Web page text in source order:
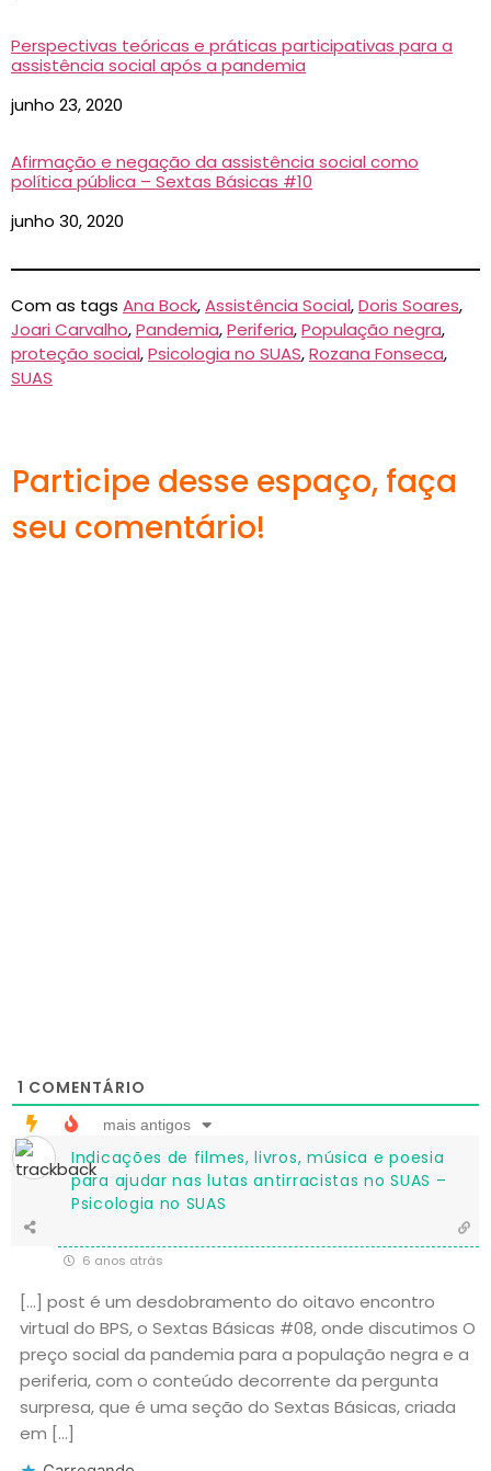
Perspectivas teóricas e práticas participativas para a
assistência social após a pandemia
Data
junho 23, 2020
Afirmação e negação da assistência social como
política pública – Sextas Básicas #10
Data
junho 30, 2020
Com as tags Ana Bock,Assistência Social,Doris Soares,
Joari Carvalho,Pandemia,Periferia,População negra,
proteção social,Psicologia no SUAS,Rozana Fonseca,
SUAS
Participe desse espaço, faça
seu comentário!
1 COMENTÁRIO
mais antigos
Indicações de filmes, livros, música e poesia
para ajudar nas lutas antirracistas no SUAS –
Psicologia no SUAS
6 anos atrás
[…] post é um desdobramento do oitavo encontro
virtual do BPS, o Sextas Básicas #08, onde discutimos O
preço social da pandemia para a população negra e a
periferia, com o conteúdo decorrente da pergunta
surpresa, que é uma seção do Sextas Básicas, criada
em […]